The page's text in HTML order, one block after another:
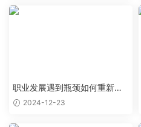
职业发展遇到瓶颈如何重新规
划突破
2024-12-23